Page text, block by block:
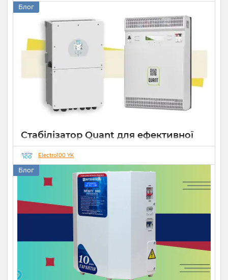
22 07 2026
Блог
Стабілізатор Quant для ефективної
роботи СЕС
Electro100 YK
Блог